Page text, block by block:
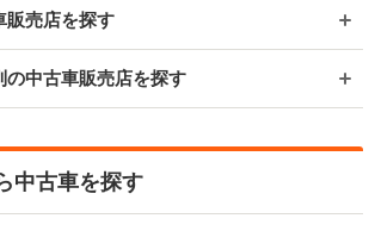
販売店を探す
の中古車販売店を探す
中古車を探す